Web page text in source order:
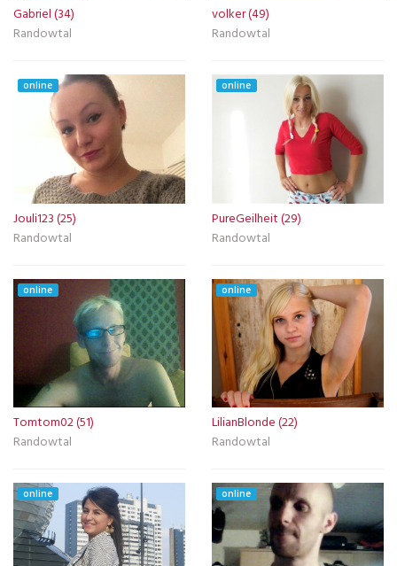
Gabriel (34)
Randowtal
volker (49)
Randowtal
online
Jouli123 (25)
Randowtal
online
PureGeilheit (29)
Randowtal
online
Tomtom02 (51)
Randowtal
online
LilianBlonde (22)
Randowtal
online online